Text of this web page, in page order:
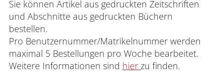
Sie können Artikel aus gedruckten Zeitschriften
und Abschnitte aus gedruckten Büchern
bestellen.
Pro Benutzernummer/Matrikelnummer werden
maximal 5 Bestellungen pro Woche bearbeitet.
Weitere Informationen sind hier zu finden.